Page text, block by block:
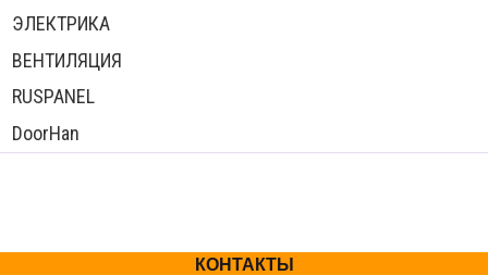
ЭЛЕКТРИКА
ВЕНТИЛЯЦИЯ
RUSPANEL
DoorHan
КОНТАКТЫ